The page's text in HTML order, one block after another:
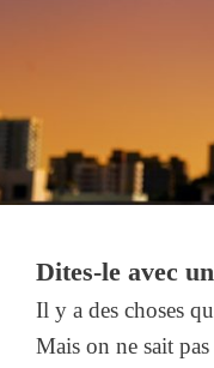
Dites-le avec
Il y a des choses
Mais on ne sait